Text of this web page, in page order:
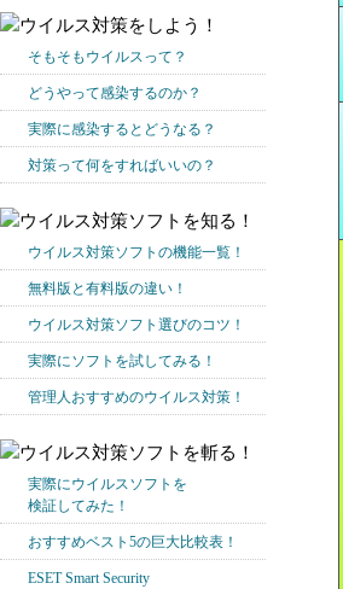
そもそもウイルスって？
どうやって感染するのか？
実際に感染するとどうなる？
対策って何をすればいいの？
ウイルス対策ソフトの機能一覧！
無料版と有料版の違い！
ウイルス対策ソフト選びのコツ！
実際にソフトを試してみる！
管理人おすすめのウイルス対策！
実際にウイルスソフトを
検証してみた！
おすすめベスト5の巨大比較表！
ESET Smart Security